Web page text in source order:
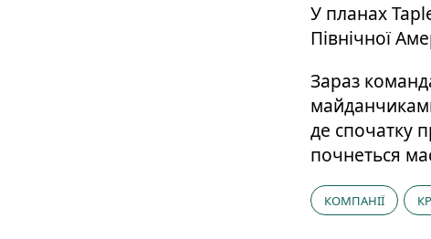
У планах
Північної
Зараз
де спочатку
почнеться
КОМПАНІЇ